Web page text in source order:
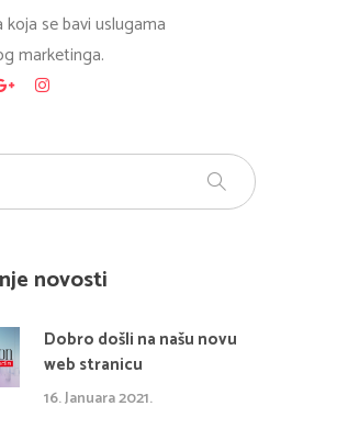
koja se bavi uslugama
marketinga.
novosti
Dobro došli na našu novu
web stranicu
16. Januara 2021.